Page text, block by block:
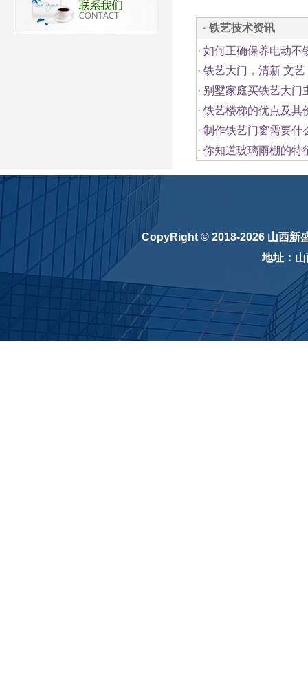
· 铁艺技术资讯
· 如何正确保养电动不
· 铁艺大门，清新 文
· 别墅家庭买铁艺大门
· 铁艺楼梯的优点及其
· 制作铁艺门窗需要什
· 你知道玻璃雨棚的特
CopyRight © 2018-2026 山西新
地址：